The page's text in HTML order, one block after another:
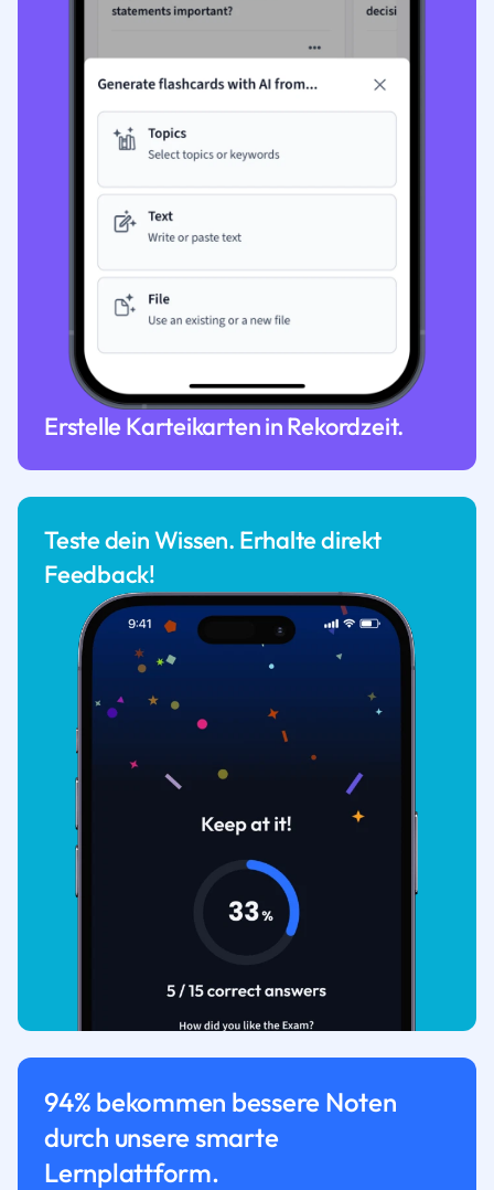
Erstelle Karteikarten in Rekordzeit.
Teste dein Wissen. Erhalte direkt
Feedback!
94% bekommen bessere Noten
durch unsere smarte
Lernplattform.